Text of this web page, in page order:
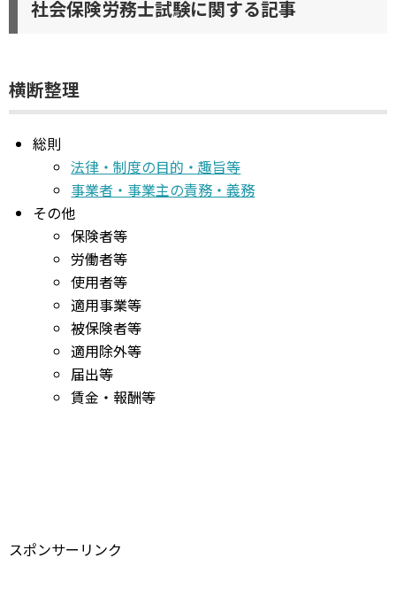
社会保険労務士試験に関する記事
横断整理
総則
法律・制度の目的・趣旨等
事業者・事業主の責務・義務
その他
保険者等
労働者等
使用者等
適用事業等
被保険者等
適用除外等
届出等
賃金・報酬等
スポンサーリンク